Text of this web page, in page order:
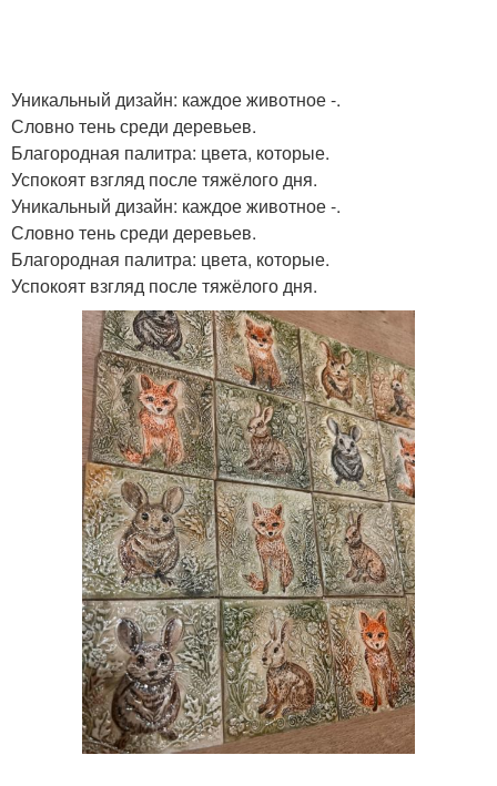
Уникальный дизайн: каждое животное -.
Словно тень среди деревьев.
Благородная палитра: цвета, которые.
Успокоят взгляд после тяжёлого дня.
Уникальный дизайн: каждое животное -.
Словно тень среди деревьев.
Благородная палитра: цвета, которые.
Успокоят взгляд после тяжёлого дня.